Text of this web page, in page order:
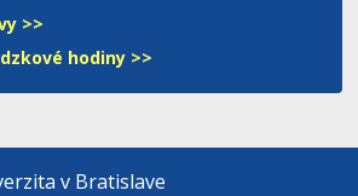
>>
hodiny >>
v Bratislave